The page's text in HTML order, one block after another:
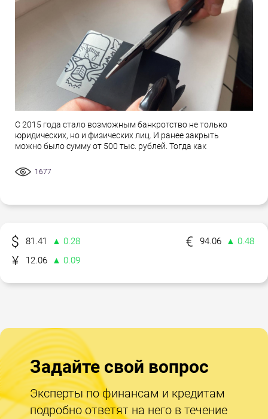
С 2015 года стало возможным банкротство не только
юридических, но и физических лиц. И ранее закрыть
можно было сумму от 500 тыс. рублей. Тогда как
1677
81.41 ▲ 0.28 94.06
▲ 0.48
12.06
▲ 0.09
Задайте свой вопрос
Эксперты по финансам и кредитам
подробно ответят на него в течение